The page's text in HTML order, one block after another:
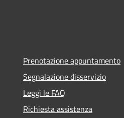
Prenotazione appuntamento
Segnalazione disservizio
Leggi le FAQ
Richiesta assistenza